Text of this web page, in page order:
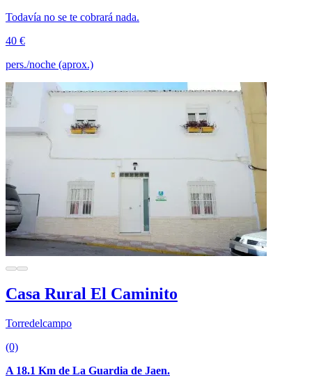
Todavía no se te cobrará nada.
40 €
pers./noche (aprox.)
Casa Rural El Caminito
Torredelcampo
(0)
A 18.1 Km de La Guardia de Jaen.